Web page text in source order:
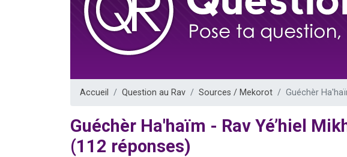
4 personnes viennent de nous
Il reste 49 places pour étudier
Eva vient de donner son Maasser
Accueil Question au Rav Sources / Mekorot Guéchèr
Guéchèr Ha'haïm - Rav Yé’hiel
(112 réponses)